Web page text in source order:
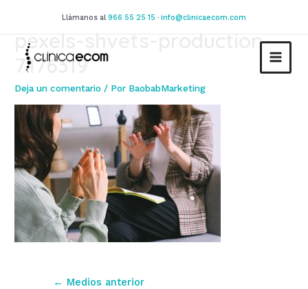
contenido
Llámanos al966 55 25 15 · info@clinicaecom.com
MAIN
pexels-shvets-production-
7176319
Deja un comentario / Por BaobabMarketing
Navegación
← Medios anterior